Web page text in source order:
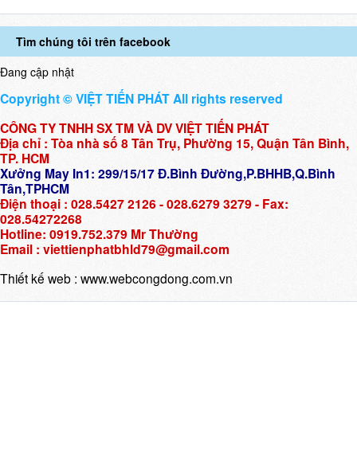
Tìm chúng tôi trên facebook
Đang cập nhật
Copyright © VIỆT TIẾN PHÁT All rights reserved
CÔNG TY TNHH SX TM VÀ DV VIỆT TIẾN PHÁT
Địa chỉ : Tòa nhà số 8 Tân Trụ, Phường 15, Quận Tân Bình,
TP. HCM
Xưởng May In1: 299/15/17 Đ.Bình Đường,P.BHHB,Q.Bình
Tân,TPHCM
Điện thoại : 028.5427 2126 - 028.6279 3279 - Fax:
028.54272268
Hotline: 0919.752.379 Mr Thường
Email : viettienphatbhld79@gmail.com
Thiết kế web : www.webcongdong.com.vn